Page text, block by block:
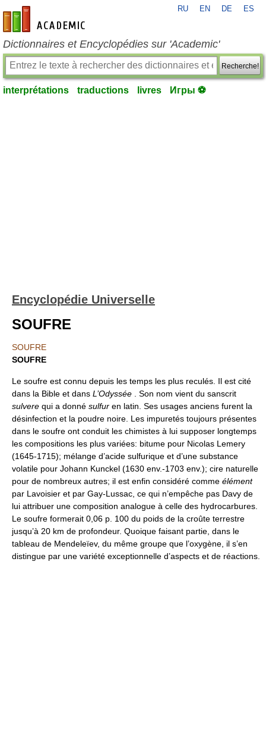
fr-academic.com
RU EN DE ES
Dictionnaires et Encyclopédies sur 'Academic'
Recherche!
interprétations traductions livres Игры ⚽
Encyclopédie Universelle
SOUFRE
SOUFRE
SOUFRE
Le soufre est connu depuis les temps les plus reculés. Il est cité
dans la Bible et dans L’Odyssée . Son nom vient du sanscrit
sulvere qui a donné sulfur en latin. Ses usages anciens furent la
désinfection et la poudre noire. Les impuretés toujours présentes
dans le soufre ont conduit les chimistes à lui supposer longtemps
les compositions les plus variées: bitume pour Nicolas Lemery
(1645-1715); mélange d’acide sulfurique et d’une substance
volatile pour Johann Kunckel (1630 env.-1703 env.); cire naturelle
pour de nombreux autres; il est enfin considéré comme élément
par Lavoisier et par Gay-Lussac, ce qui n’empêche pas Davy de
lui attribuer une composition analogue à celle des hydrocarbures.
Le soufre formerait 0,06 p. 100 du poids de la croûte terrestre
jusqu’à 20 km de profondeur. Quoique faisant partie, dans le
tableau de Mendeleïev, du même groupe que l’oxygène, il s’en
distingue par une variété exceptionnelle d’aspects et de réactions.